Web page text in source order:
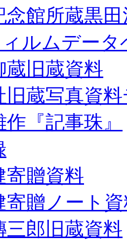
念館所蔵黒
ルムデータ
蔵旧蔵資料
旧蔵写真資
『記事珠』
寄贈資料
寄贈ノート
三郎旧蔵資料